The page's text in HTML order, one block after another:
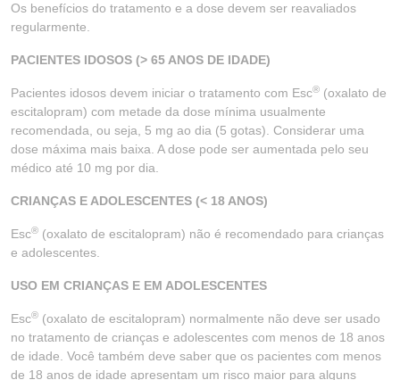
Os benefícios do tratamento e a dose devem ser reavaliados
regularmente.
PACIENTES IDOSOS (> 65 ANOS DE IDADE)
Pacientes idosos devem iniciar o tratamento com Esc® (oxalato de
escitalopram) com metade da dose mínima usualmente
recomendada, ou seja, 5 mg ao dia (5 gotas). Considerar uma
dose máxima mais baixa. A dose pode ser aumentada pelo seu
médico até 10 mg por dia.
CRIANÇAS E ADOLESCENTES (< 18 ANOS)
Esc® (oxalato de escitalopram) não é recomendado para crianças
e adolescentes.
USO EM CRIANÇAS E EM ADOLESCENTES
Esc® (oxalato de escitalopram) normalmente não deve ser usado
no tratamento de crianças e adolescentes com menos de 18 anos
de idade. Você também deve saber que os pacientes com menos
de 18 anos de idade apresentam um risco maior para alguns